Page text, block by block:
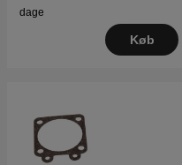
dage
Køb